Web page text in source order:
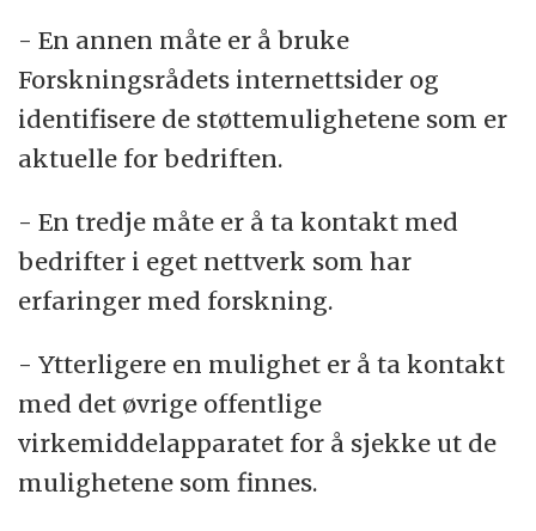
- En annen måte er å bruke
Forskningsrådets internettsider og
identifisere de støttemulighetene som er
aktuelle for bedriften.
- En tredje måte er å ta kontakt med
bedrifter i eget nettverk som har
erfaringer med forskning.
- Ytterligere en mulighet er å ta kontakt
med det øvrige offentlige
virkemiddelapparatet for å sjekke ut de
mulighetene som finnes.